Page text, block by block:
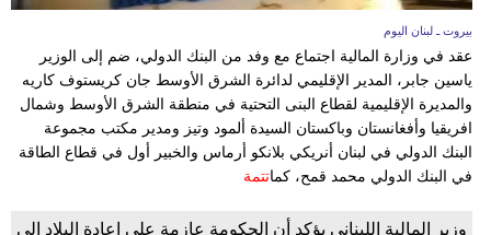
وتكنولوجيا
بيئة
مدوَّنات
بيروت ـ لبنان اليوم
عقد في وزارة المالية اجتماع مع وفد من البنك الدولي، ضم إلى الوزير
ياسين جابر، المدير الإقليمي لدائرة الشرق الأوسط جان كريستوف كاريه
والمديرة الإقليمية لقطاع البنى التحتية في منطقة الشرق الأوسط وشمال
افريقيا وأفغانستان وباكستان السيدة ألمود وتيز ومدير مكتب مجموعة
البنك الدولي في لبنان أنريكي بلانكو أرماس والخبير أول في قطاع الطاقة
في البنك الدولي محمد قمح، كماتتمة
وزير المالية اللبناني يؤكد أن الحكومة عازمة على إعادة البلاد إلى